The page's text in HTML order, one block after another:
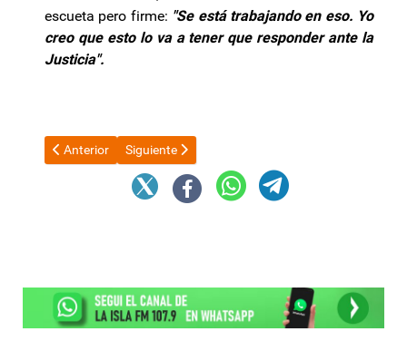
escueta pero firme: "Se está trabajando en eso. Yo
creo que esto lo va a tener que responder ante la
Justicia".
Artículo anterior: Chau al Mundial 2026: la decisión de Axel
Anterior Artículo siguiente: Manuel Adorni se sigue
Siguiente